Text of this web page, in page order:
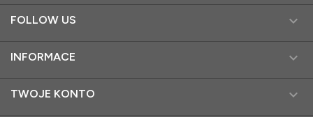
FOLLOW US 
INFORMACE 
TWOJE KONTO 